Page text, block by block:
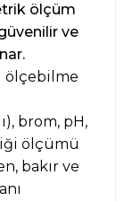
ölçüm
ve
ölçebilme
brom, pH,
ölçümü
bakır ve